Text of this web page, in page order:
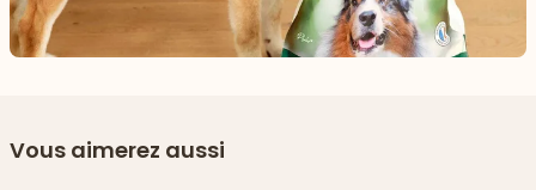
Vous aimerez aussi